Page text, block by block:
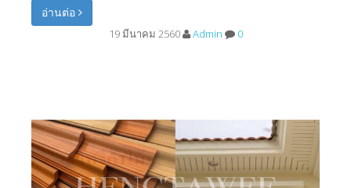
อ่านต่อ
19 มีนาคม 2560 Admin 0